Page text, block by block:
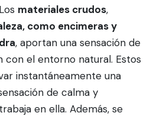
materiales crudos,
como encimeras y
, aportan una sensación de
con el entorno natural. Estos
instantáneamente una
de calma y
en ella. Además, se